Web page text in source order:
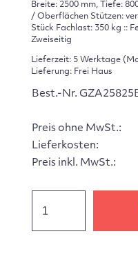
Breite: 2500 mm, Tiefe:
/ Oberflächen Stützen:
Stück Fachlast: 350 kg ::
Zweiseitig
Lieferzeit: 5 Werktage
Lieferung: Frei Haus
Best.-Nr.
Preis ohne MwSt.:
Lieferkosten:
Preis inkl. MwSt.: